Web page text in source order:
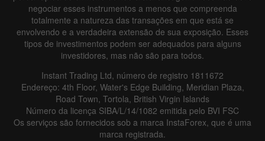
negociar esses instrumentos a menos que compreenda
totalmente a natureza das transações em que está se
envolvendo e a verdadeira extensão de sua exposição. Esses
tipos de investimentos podem ser adequados para alguns
investidores, mas não são para todos.
Instant Trading Ltd, número de registro 1811672
Endereço: 4th Floor, Water's Edge Building, Meridian Plaza,
Road Town, Tortola, British Virgin Islands
Número da licença SIBA/L/14/1082 emitida pelo BVI FSC
Os serviços são fornecidos sob a marca InstaForex, que é uma
marca registrada.